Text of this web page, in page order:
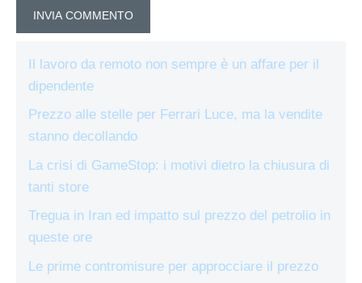
Il lavoro da remoto non sempre è un affare per il
dipendente
Prezzo alle stelle per Ferrari Luce, ma la vendite
stanno decollando
La crisi di GameStop: i motivi dietro la chiusura di
tanti store
Tregua in Iran ed impatto sul prezzo del petrolio in
queste ore
Le prime contromisure per approcciare il prezzo